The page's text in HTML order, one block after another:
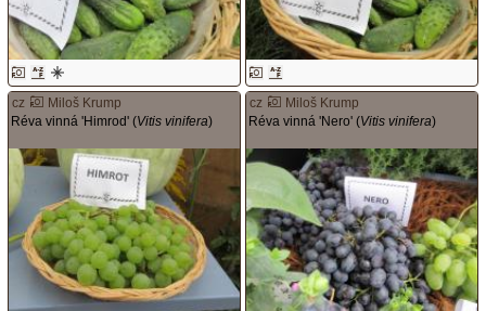
cz
Miloš Krump
Réva vinná 'Himrod' (Vitis vinifera)
cz
Miloš Krump
Réva vinná 'Nero' (Vitis vinifera)